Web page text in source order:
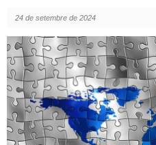
24 de setembre de 2024